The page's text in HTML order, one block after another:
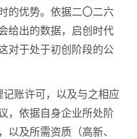
的优势。依据二〇二六
给出的数据，启创时代
对于处于初创阶段的公
账许可，以及与之相应
，依据自身企业所处阶
以及所需资质（高新、